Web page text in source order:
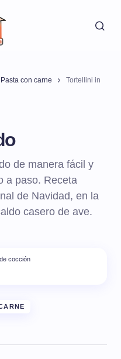
Pasta con carne
Tortellini in
de manera fácil y
a paso. Receta
de Navidad, en la
casero de ave.
cocción